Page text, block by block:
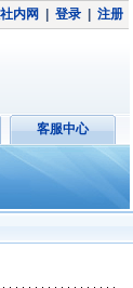
内网 登录 注册
客服中心